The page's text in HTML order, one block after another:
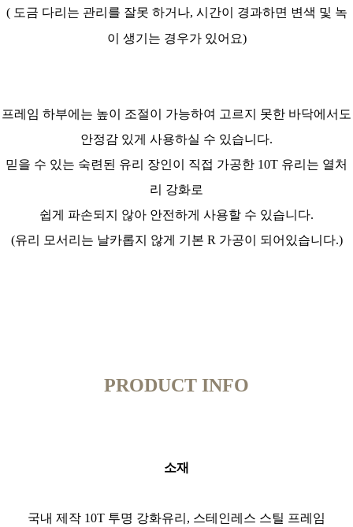
( 도금 다리는 관리를 잘못 하거나, 시간이 경과하면 변색 및 녹
이 생기는 경우가 있어요)
프레임 하부에는 높이 조절이 가능하여 고르지 못한 바닥에서도
안정감 있게 사용하실 수 있습니다.
믿을 수 있는 숙련된 유리 장인이 직접 가공한 10T 유리는 열처
리 강화로
쉽게 파손되지 않아 안전하게 사용할 수 있습니다.
(유리 모서리는 날카롭지 않게 기본 R 가공이 되어있습니다.)
PRODUCT INFO
소재
국내 제작 10T 투명 강화유리, 스테인레스 스틸 프레임